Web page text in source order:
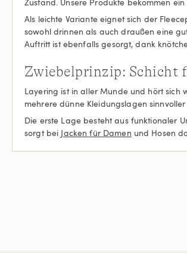
Als leichte Variante eignet sich der
sowohl drinnen als auch draußen eine
Auftritt ist ebenfalls gesorgt, dank
Zwiebelprinzip: Schicht
Layering ist in aller Munde und hört sich
mehrere dünne Kleidungslagen
Die erste Lage besteht aus funktionaler
sorgt bei Jacken für Damen und Hosen